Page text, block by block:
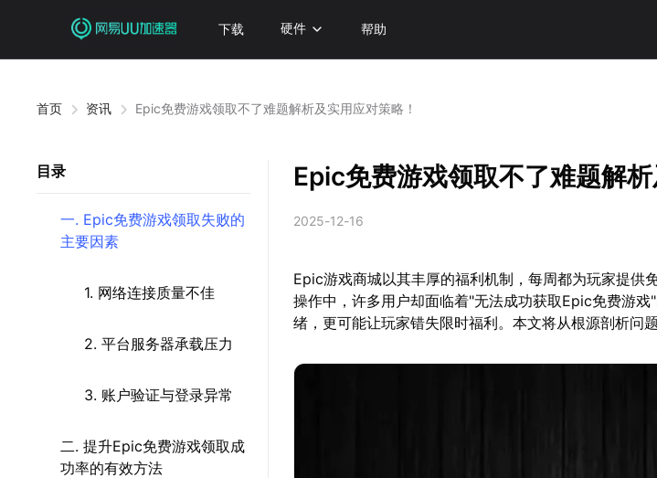
下载 硬件 帮助
首页 资讯 Epic免费游戏领取不了难题解析及实用应对策略！
目录
一. Epic免费游戏领取失败的
主要因素
1. 网络连接质量不佳
2. 平台服务器承载压力
3. 账户验证与登录异常
二. 提升Epic免费游戏领取成
功率的有效方法
Epic免费游戏领取不了难题解析
2025-12-16
Epic游戏商城以其丰厚的福利机制，每周都为玩家提供
操作中，许多用户却面临着"无法成功获取Epic免费游
绪，更可能让玩家错失限时福利。本文将从根源剖析问